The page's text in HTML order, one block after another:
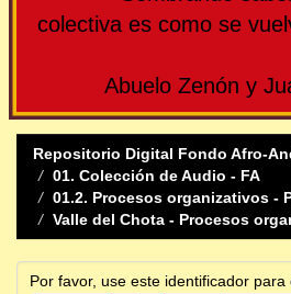
colectiva es como se
Abuelo Zenón y
Repositorio Digital Fondo Afro-
01. Colección de Audio - FA
01.2. Procesos organizativos -
Valle del Chota - Procesos
Por favor, use este identificador